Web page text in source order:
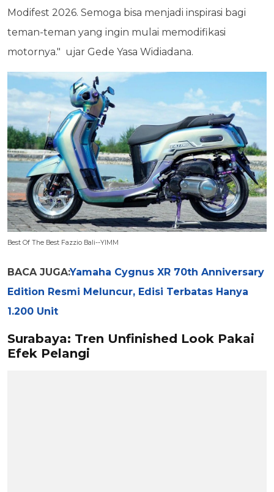
Modifest 2026. Semoga bisa menjadi inspirasi bagi
teman-teman yang ingin mulai memodifikasi
motornya." ujar Gede Yasa Widiadana.
Best Of The Best Fazzio Bali--YIMM
BACA JUGA:Yamaha Cygnus XR 70th Anniversary
Edition Resmi Meluncur, Edisi Terbatas Hanya
1.200 Unit
Surabaya: Tren Unfinished Look Pakai
Efek Pelangi